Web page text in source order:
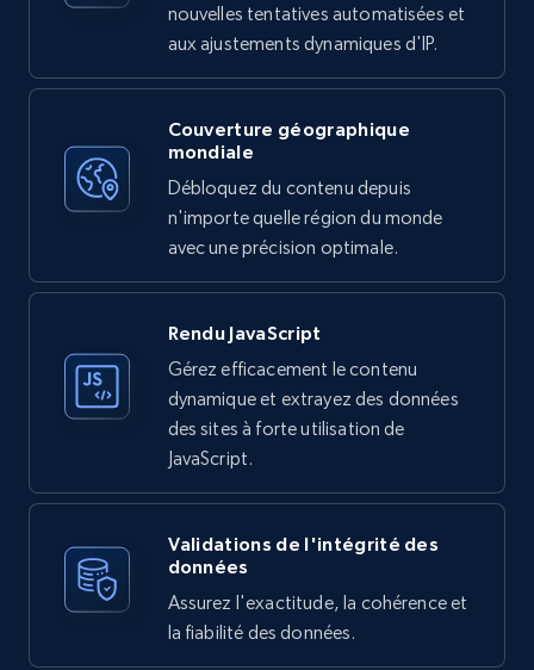
nouvelles tentatives automatisées et
aux ajustements dynamiques d'IP.
Couverture géographique
mondiale
Débloquez du contenu depuis
n'importe quelle région du monde
avec une précision optimale.
Rendu JavaScript
Gérez efficacement le contenu
dynamique et extrayez des données
des sites à forte utilisation de
JavaScript.
Validations de l'intégrité des
données
Assurez l'exactitude, la cohérence et
la fiabilité des données.